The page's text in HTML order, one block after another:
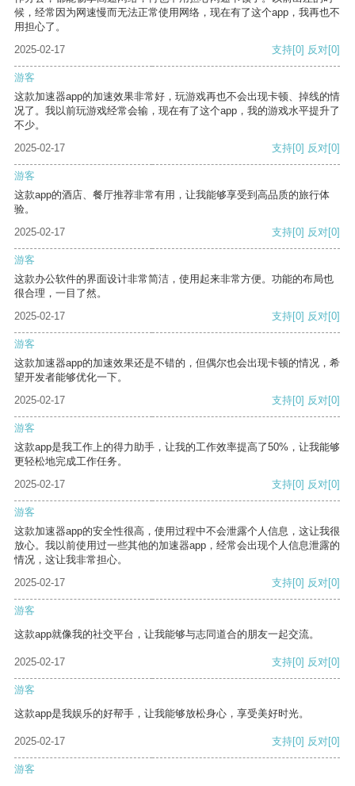
候，经常因为网速慢而无法正常使用网络，现在有了这个app，我再也不
用担心了。
2025-02-17
支持[0] 反对[0]
游客
这款加速器app的加速效果非常好，玩游戏再也不会出现卡顿、掉线的情
况了。我以前玩游戏经常会输，现在有了这个app，我的游戏水平提升了
不少。
2025-02-17
支持[0] 反对[0]
游客
这款app的酒店、餐厅推荐非常有用，让我能够享受到高品质的旅行体
验。
2025-02-17
支持[0] 反对[0]
游客
这款办公软件的界面设计非常简洁，使用起来非常方便。功能的布局也
很合理，一目了然。
2025-02-17
支持[0] 反对[0]
游客
这款加速器app的加速效果还是不错的，但偶尔也会出现卡顿的情况，希
望开发者能够优化一下。
2025-02-17
支持[0] 反对[0]
游客
这款app是我工作上的得力助手，让我的工作效率提高了50%，让我能够
更轻松地完成工作任务。
2025-02-17
支持[0] 反对[0]
游客
这款加速器app的安全性很高，使用过程中不会泄露个人信息，这让我很
放心。我以前使用过一些其他的加速器app，经常会出现个人信息泄露的
情况，这让我非常担心。
2025-02-17
支持[0] 反对[0]
游客
这款app就像我的社交平台，让我能够与志同道合的朋友一起交流。
2025-02-17 支持[0] 反对[0]
游客
这款app是我娱乐的好帮手，让我能够放松身心，享受美好时光。
2025-02-17 支持[0] 反对[0]
游客